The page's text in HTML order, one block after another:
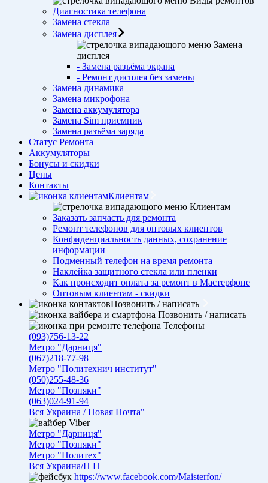
Диагностика телефона
Замена стекла
Замена дисплея
Замена
дисплея
- Замена разъёма экрана
- Ремонт дисплея без замены
Замена динамика
Замена микрофона
Замена аккумулятора
Замена Sim приемник
Замена разъёма заряда
Статус Ремонта
Аккумуляторы
Бонусы и скидки
Цены
Контакты
Клиентам
Клиентам
Заказать запчасть для ремонта
Ремонт телефонов для оптовых клиентов
Конфиденциальность данных, сохранение
информации
Подменный телефон на время ремонта
Наклейка защитного стекла или пленки
Как происходит оплата за ремонт в Мастерфоне
Оптовым клиентам - скидки
Позвонить / написать
Позвонить / написать
Телефоны
(093)756-13-22
Метро "Дарниця"
(067)218-77-98
Метро "Политехнич институт"
(050)255-48-36
Метро "Позняки"
(063)024-91-94
Вся Украина / Новая Почта"
Viber
Метро "Дарниця"
Метро "Позняки"
Метро "Политех"
Вся Украина/Н П
https://www.facebook.com/Maisterfon/